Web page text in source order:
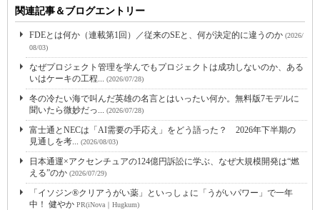
関連記事＆ブログエントリー
FDEとは何か（連載第1回）／従来のSEと、何が決定的に違うのか (2026/
08/03)
なぜプロジェクト管理を学んでもプロジェクトは成功しないのか、ある
いはケーキの工程... (2026/07/28)
冬の冷たい海で叫んだ英雄の名言とはいったい何か。無料版7モデルに
聞いたら微妙だっ... (2026/07/28)
富士通とNECは「AI需要の手応え」をどう語った？ 2026年下半期の
見通しを考... (2026/08/03)
日本通運×アクセンチュアの124億円訴訟に学ぶ、なぜ大規模開発は“燃
える”のか (2026/07/29)
「イソジン®クリアうがい薬」といっしょに「うがいパワー」で一年
中！ 健やか PR(iNova｜Hugkum)